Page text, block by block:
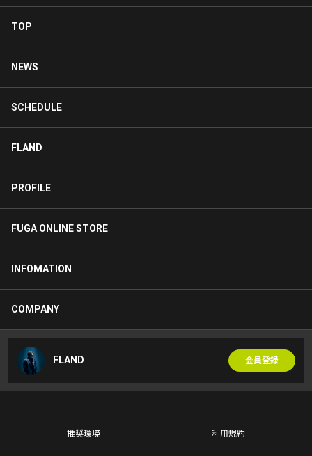
TOP
NEWS
SCHEDULE
FLAND
PROFILE
FUGA ONLINE STORE
INFOMATION
COMPANY
FLAND 会員登録
推奨環境 利用規約